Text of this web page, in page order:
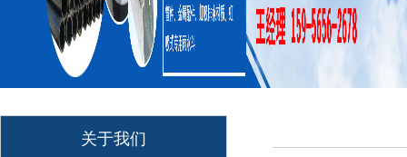
关于我们